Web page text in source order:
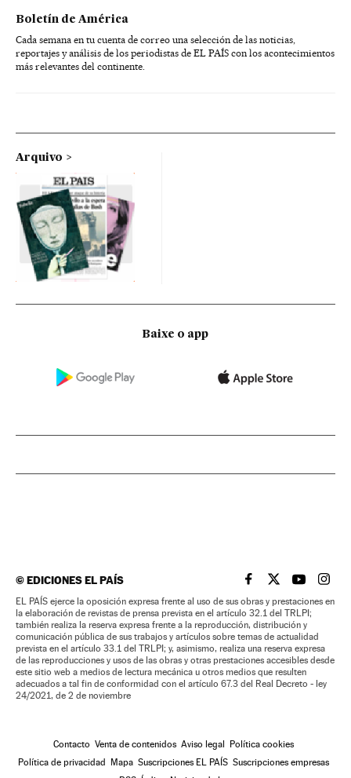
Boletín de América
Cada semana en tu cuenta de correo una selección de las noticias,
reportajes y análisis de los periodistas de EL PAÍS con los acontecimientos
más relevantes del continente.
Arquivo
Baixe o app
©EDICIONES EL PAÍS EL PAÍS BRASIL EN
EL PAÍSEL PAÍS
EL
EL PAÍS ejerce la oposición expresa frente al uso de sus obras y prestaciones en
la elaboración de revistas de prensa prevista en el artículo 32.1 del TRLPI;
también realiza la reserva expresa frente a la reproducción, distribución y
comunicación pública de sus trabajos y artículos sobre temas de actualidad
prevista en el artículo 33.1 del TRLPI; y, asimismo, realiza una reserva expresa
de las reproducciones y usos de las obras y otras prestaciones accesibles desde
este sitio web a medios de lectura mecánica u otros medios que resulten
adecuados a tal fin de conformidad con el artículo 67.3 del Real Decreto - ley
24/2021, de 2 de noviembre
Contacto Venta de contenidos Aviso legal
Política cookies
Política de privacidad
Mapa Suscripciones EL PAÍS Suscripciones empresas